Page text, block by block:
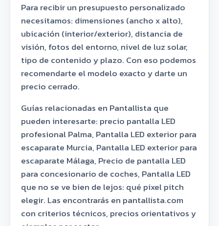
Para recibir un presupuesto personalizado
necesitamos: dimensiones (ancho x alto),
ubicación (interior/exterior), distancia de
visión, fotos del entorno, nivel de luz solar,
tipo de contenido y plazo. Con eso podemos
recomendarte el modelo exacto y darte un
precio cerrado.
Guías relacionadas en Pantallista que
pueden interesarte: precio pantalla LED
profesional Palma, Pantalla LED exterior para
escaparate Murcia, Pantalla LED exterior para
escaparate Málaga, Precio de pantalla LED
para concesionario de coches, Pantalla LED
que no se ve bien de lejos: qué pixel pitch
elegir. Las encontrarás en pantallista.com
con criterios técnicos, precios orientativos y